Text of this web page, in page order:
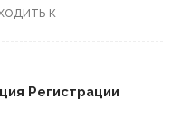
к
Регистрации